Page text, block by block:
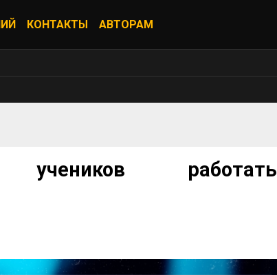
КОНТАКТЫ АВТОРАМ
работать